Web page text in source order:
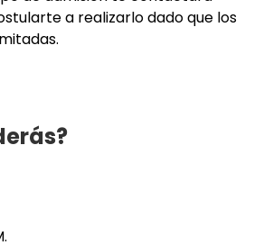
a realizarlo dado que los